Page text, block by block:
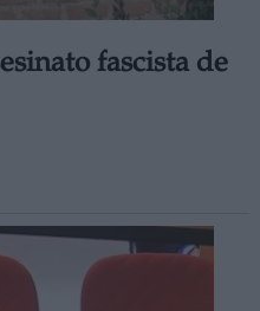
fascista de